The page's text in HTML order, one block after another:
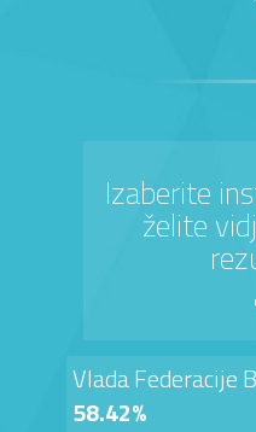
Izaberite
želite
Vlada Federacije
58.42%